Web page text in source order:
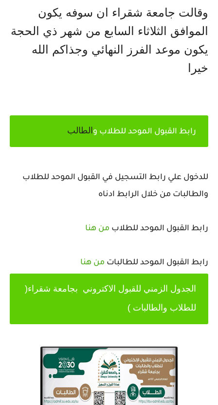
وقالت جامعة شقراء ان سوفه يكون
الموافق الثلاثاء السابع من شهر ذي الحجة
يكون موعد الفرز النهائي وجذاكم الله
خيرا
رابط القبول الموحد للطلاب و الطالب
للدخول علي رابط التسجيل في القبول الموحد للطلاب
والطالبات من خلال الرابط ادناه
رابط القبول الموحد للطلاب من هنا
رابط القبول الموحد للطالبات من هنا
الجدول الزمني للقبول الاكتروني بجامعة شقراء(
للطلاب والطالبات )